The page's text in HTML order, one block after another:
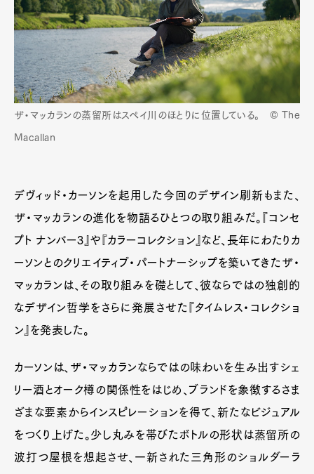
ザ・マッカランの蒸留所はスペイ川のほとりに位置している。 © The
Macallan
デヴィッド・カーソンを起用した今回のデザイン刷新もまた、
ザ・マッカランの進化を物語るひとつの取り組みだ。『コンセ
プト ナンバー3』や『カラーコレクション』など、長年にわたりカ
ーソンとのクリエイティブ・パートナーシップを築いてきたザ・
マッカランは、その取り組みを礎として、彼ならではの独創的
なデザイン哲学をさらに発展させた『タイムレス・コレクショ
ン』を発表した。
カーソンは、ザ・マッカランならではの味わいを生み出すシェ
リー酒とオーク樽の関係性をはじめ、ブランドを象徴するさま
ざまな要素からインスピレーションを得て、新たなビジュアル
をつくり上げた。少し丸みを帯びたボトルの形状は蒸留所の
波打つ屋根を想起させ、一新された三角形のショルダーラ